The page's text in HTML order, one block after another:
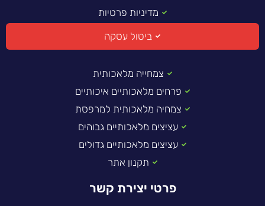
מדיניות פרטיות
ביטול עסקה
צמחייה מלאכותית
פרחים מלאכותיים איכותיים
צמחיה מלאכותית למרפסת
עציצים מלאכותיים גבוהים
עציצים מלאכותיים גדולים
תקנון אתר
פרטי יצירת קשר